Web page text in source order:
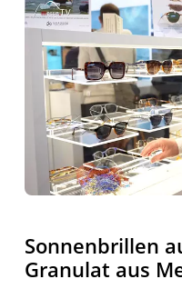
Sonnenbrillen
Granulat aus